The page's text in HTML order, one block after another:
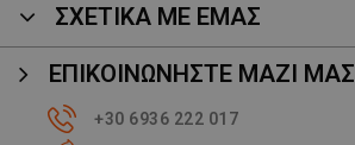
ΣΧΕΤΙΚΑ ΜΕ ΕΜΑΣ
ΕΠΙΚΟΙΝΩΝΉΣΤΕ ΜΑΖΊ ΜΑΣ
+30 6936 222 017